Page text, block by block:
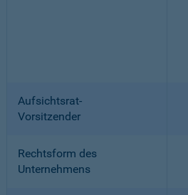
Aufsichtsrat-
Vorsitzender
Rechtsform des
Unternehmens